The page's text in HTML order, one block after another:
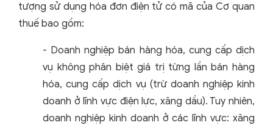
tượng sử dụng hóa đơn điện tử có mã của Cơ quan
thuế bao gồm:
- Doanh nghiệp bán hàng hóa, cung cấp dịch
vụ không phân biệt giá trị từng lần bán hàng
hóa, cung cấp dịch vụ (trừ doanh nghiệp kinh
doanh ở lĩnh vực điện lực, xăng dầu). Tuy nhiên,
doanh nghiệp kinh doanh ở các lĩnh vực: xăng